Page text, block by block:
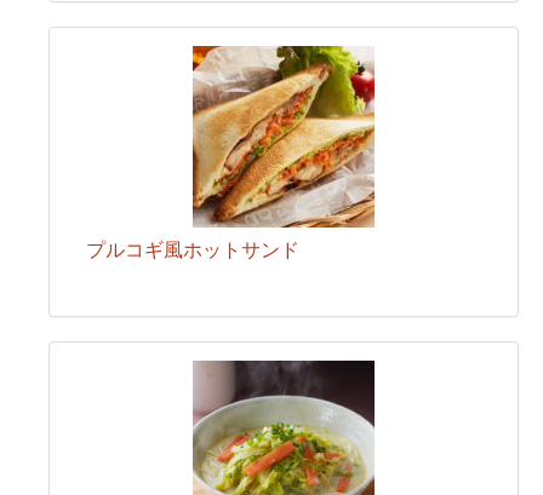
プルコギ風ホットサンド